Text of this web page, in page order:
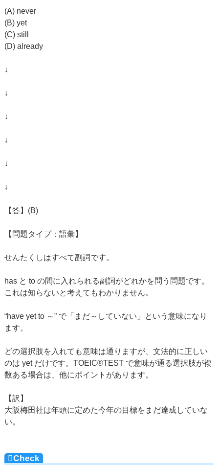
(A) never
(B) yet
(C) still
(D) already
↓
↓
↓
↓
↓
↓
【答】(B)
【問題タイプ：語彙】
せんたくしはすべて副詞です。
has と to の間に入れられる副詞がどれかを問う問題です。
これは知らないと考えてもわかりません。
“have yet to ～” で「まだ～していない」という意味になり
ます。
どの選択肢を入れても意味は通りますが、文法的に正しい
のは yet だけです。TOEIC®TEST で意味が通る選択肢が複
数ある場合は、他にポイントがあります。
【訳】
大阪梅田社は年頭に定めた今年の目標をまだ達成していな
い。